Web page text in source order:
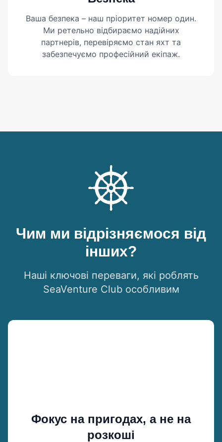
Ваша безпека – наш пріоритет номер один.
Ми ретельно відбираємо надійних
партнерів, перевіряємо стан яхт та
забезпечуємо професійний екіпаж.
Чим ми відрізняємося від
інших?
Наші ключові переваги, які роблять
SeaVenture Club особливим
Фокус на пригодах, а не на
розкоші